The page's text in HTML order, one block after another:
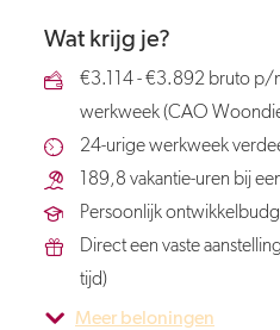
Wat krijg je?
€3.114 - €3.892 bruto p/
werkweek (CAO
24-urige werkweek
189,8 vakantie-uren bij
Persoonlijk
Direct een vaste
tijd)
Meer beloningen